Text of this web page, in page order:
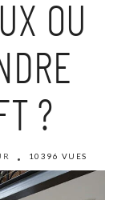
OU
?
10396 VUES